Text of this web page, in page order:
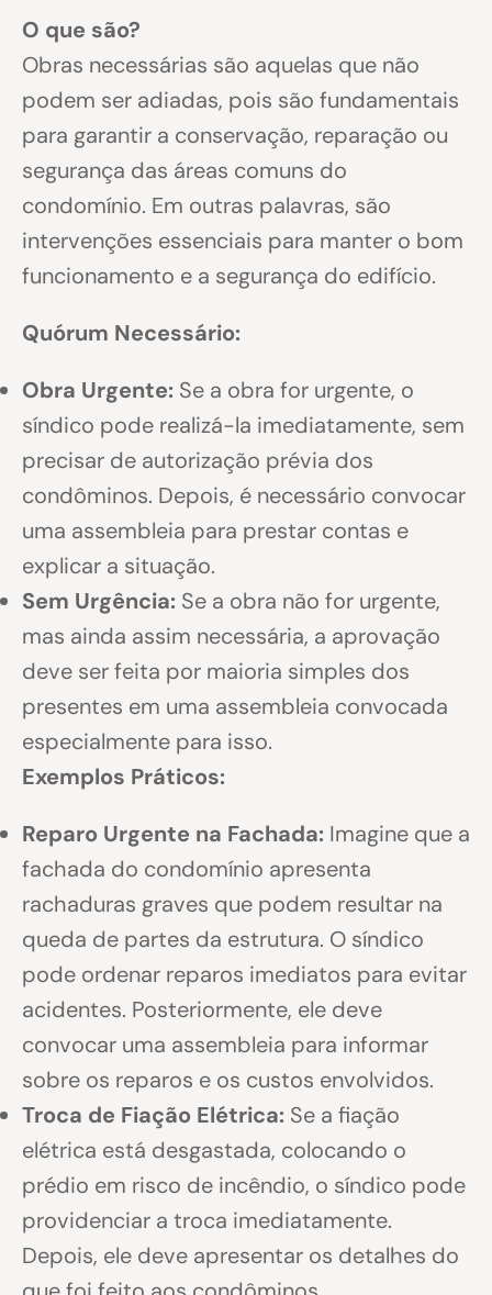
O que são?
Obras necessárias são aquelas que não
podem ser adiadas, pois são fundamentais
para garantir a conservação, reparação ou
segurança das áreas comuns do
condomínio. Em outras palavras, são
intervenções essenciais para manter o bom
funcionamento e a segurança do edifício.
Quórum Necessário:
Obra Urgente: Se a obra for urgente, o
síndico pode realizá-la imediatamente, sem
precisar de autorização prévia dos
condôminos. Depois, é necessário convocar
uma assembleia para prestar contas e
explicar a situação.
Sem Urgência: Se a obra não for urgente,
mas ainda assim necessária, a aprovação
deve ser feita por maioria simples dos
presentes em uma assembleia convocada
especialmente para isso.
Exemplos Práticos:
Reparo Urgente na Fachada: Imagine que a
fachada do condomínio apresenta
rachaduras graves que podem resultar na
queda de partes da estrutura. O síndico
pode ordenar reparos imediatos para evitar
acidentes. Posteriormente, ele deve
convocar uma assembleia para informar
sobre os reparos e os custos envolvidos.
Troca de Fiação Elétrica: Se a fiação
elétrica está desgastada, colocando o
prédio em risco de incêndio, o síndico pode
providenciar a troca imediatamente.
Depois, ele deve apresentar os detalhes do